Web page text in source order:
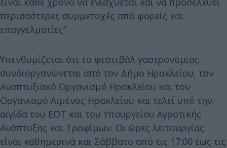
περισσότερες συμμετοχές από φορείς και
επαγγελματίες”.
Υπενθυμίζεται ότι το φεστιβάλ γαστρονομίας
συνδιοργανώνεται από τον Δήμο Ηρακλείου, τον
Αναπτυξιακό Οργανισμό Ηρακλείου και τον
Οργανισμό Λιμένος Ηρακλείου και τελεί υπό την
αιγίδα του ΕΟΤ και του Υπουργείου Αγροτικής
Ανάπτυξης και Τροφίμων. Οι ώρες λειτουργίας
είναι καθημερινά και Σάββατο από τις 17:00 έως τις